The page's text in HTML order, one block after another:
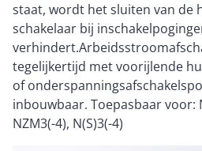
staat, wordt het sluiten van de
schakelaar bij
tegelijkertijd met voorijlende
of
inbouwbaar. Toepasbaar voor:
NZM3(-4), N(S)3(-4)